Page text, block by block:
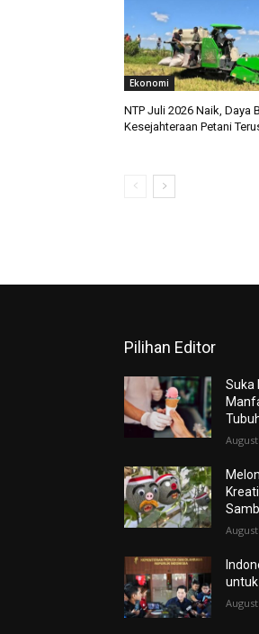
Ekonomi
NTP Juli 2026 Naik, Daya
Kesejahteraan Petani
Pilihan Editor
Suka